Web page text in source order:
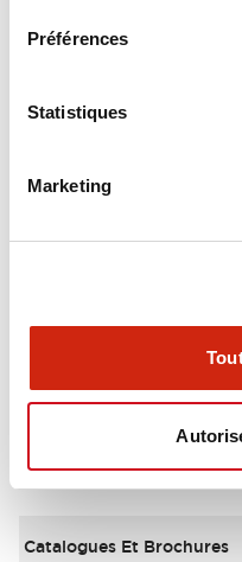
Préférences
Statistiques
Marketing
Functional
Mounting and
Documents et
Catalogues Et Brochures